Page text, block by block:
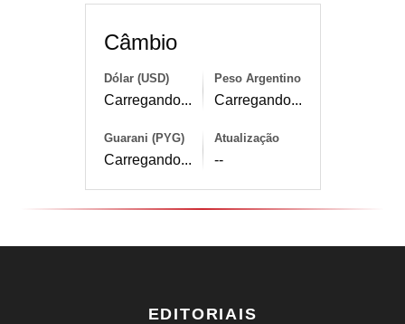
Câmbio
Dólar (USD)
Carregando...
Peso Argentino
Carregando...
Guarani (PYG)
Carregando...
Atualização
--
EDITORIAIS